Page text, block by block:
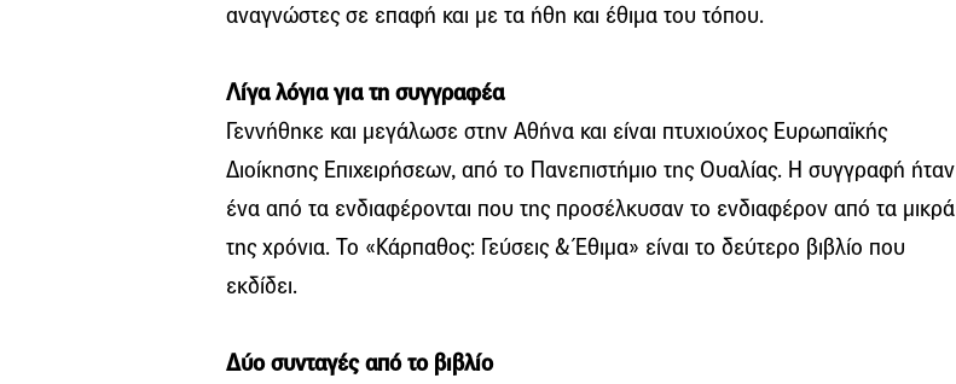
αναγνώστες σε επαφή και με τα ήθη και έθιμα του τόπου.
Λίγα λόγια για τη συγγραφέα
Γεννήθηκε και μεγάλωσε στην Αθήνα και είναι πτυχιούχος Ευρωπαϊκής
Διοίκησης Επιχειρήσεων, από το Πανεπιστήμιο της Ουαλίας. Η συγγραφή ήταν
ένα από τα ενδιαφέρονται που της προσέλκυσαν το ενδιαφέρον από τα μικρά
της χρόνια. Το «Κάρπαθος: Γεύσεις & Έθιμα» είναι το δεύτερο βιβλίο που
εκδίδει.
Δύο συνταγές από το βιβλίο